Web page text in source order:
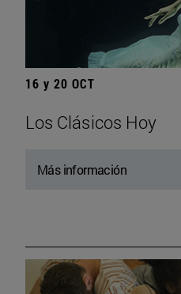
16 y 20 OCT
Los Clásicos Hoy
Más información